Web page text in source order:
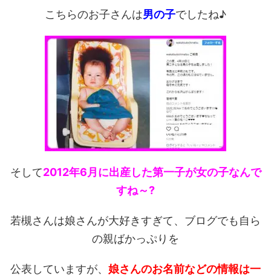
こちらのお子さんは男の子でしたね♪
そして2012年6月に出産した第一子が女の子なんで
すね～?
若槻さんは娘さんが大好きすぎて、ブログでも自ら
の親ばかっぷりを
公表していますが、 娘さんのお名前などの情報は一